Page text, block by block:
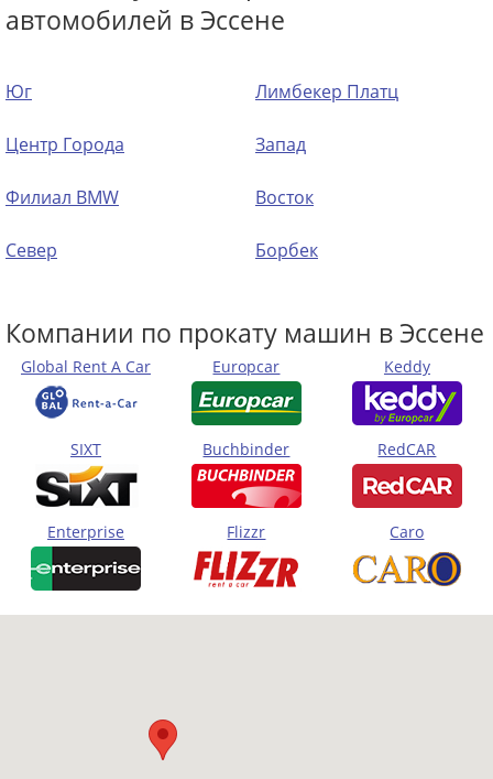
автомобилей в Эссене
Юг
Центр Города
Филиал BMW
Север
Лимбекер Платц
Запад
Восток
Борбек
Компании по прокату машин в Эссене
Global Rent A Car Europcar Keddy
SIXT Buchbinder RedCAR
Enterprise Flizzr Caro